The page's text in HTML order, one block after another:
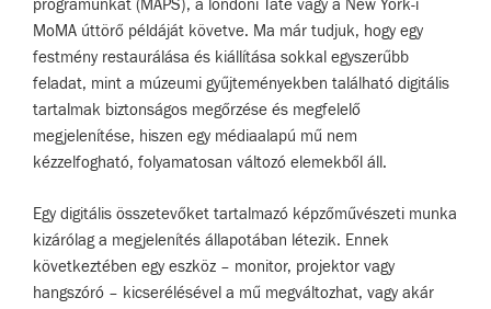
programunkat (MAPS), a londoni Tate vagy a New York-i
MoMA úttörő példáját követve. Ma már tudjuk, hogy egy
festmény restaurálása és kiállítása sokkal egyszerűbb
feladat, mint a múzeumi gyűjteményekben található digitális
tartalmak biztonságos megőrzése és megfelelő
megjelenítése, hiszen egy médiaalapú mű nem
kézzelfogható, folyamatosan változó elemekből áll.
Egy digitális összetevőket tartalmazó képzőművészeti munka
kizárólag a megjelenítés állapotában létezik. Ennek
következtében egy eszköz – monitor, projektor vagy
hangszóró – kicserélésével a mű megváltozhat, vagy akár